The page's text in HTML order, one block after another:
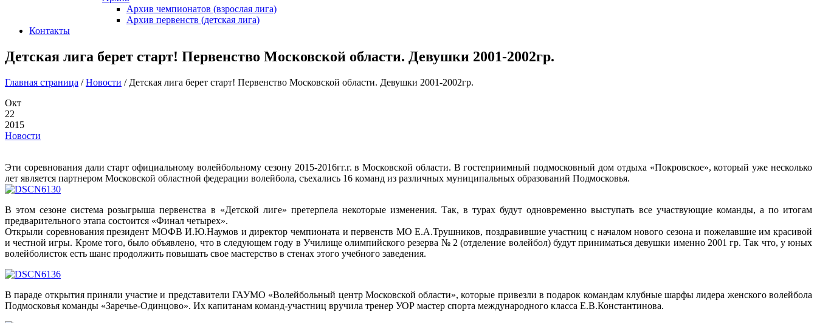
Архив чемпионатов (взрослая лига)
Архив первенств (детская лига)
Контакты
Детская лига берет старт! Первенство Московской области. Девушки 2001-2002гр.
Главная страница /Новости / Детская лига берет старт! Первенство Московской области. Девушки 2001-2002гр.
Окт
22
2015
Новости
Эти соревнования дали старт официальному волейбольному сезону 2015-2016гг.г. в Московской области. В гостеприимный подмосковный дом отдыха «Покровское», который уже несколько
лет является партнером Московской областной федерации волейбола, съехались 16 команд из различных муниципальных образований Подмосковья.
В этом сезоне система розыгрыша первенства в «Детской лиге» претерпела некоторые изменения. Так, в турах будут одновременно выступать все участвующие команды, а по итогам
предварительного этапа состоится «Финал четырех».
Открыли соревнования президент МОФВ И.Ю.Наумов и директор чемпионата и первенств МО Е.А.Трушников, поздравившие участниц с началом нового сезона и пожелавшие им красивой
и честной игры. Кроме того, было объявлено, что в следующем году в Училище олимпийского резерва № 2 (отделение волейбол) будут приниматься девушки именно 2001 гр. Так что, у юных
волейболисток есть шанс продолжить повышать свое мастерство в стенах этого учебного заведения.
В параде открытия приняли участие и представители ГАУМО «Волейбольный центр Московской области», которые привезли в подарок командам клубные шарфы лидера женского волейбола
Подмосковья команды «Заречье-Одинцово». Их капитанам команд-участниц вручила тренер УОР мастер спорта международного класса Е.В.Константинова.